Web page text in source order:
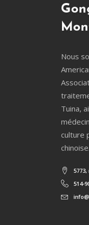
Nous
Tuina,
culture
chinoise.
514-